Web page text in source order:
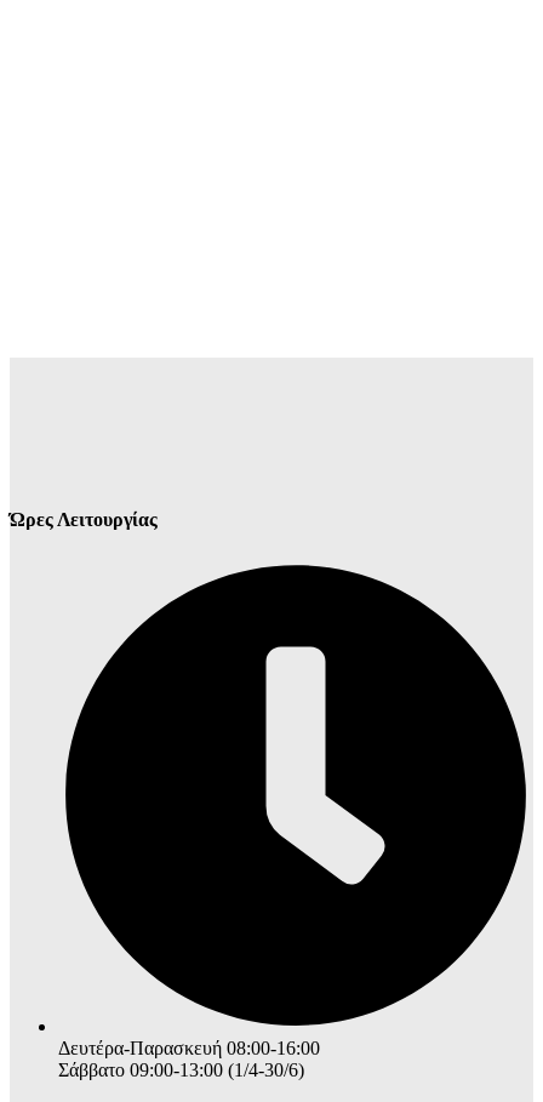
Ώρες Λειτουργίας
Δευτέρα-Παρασκευή 08:00-16:00
Σάββατο 09:00-13:00 (1/4-30/6)